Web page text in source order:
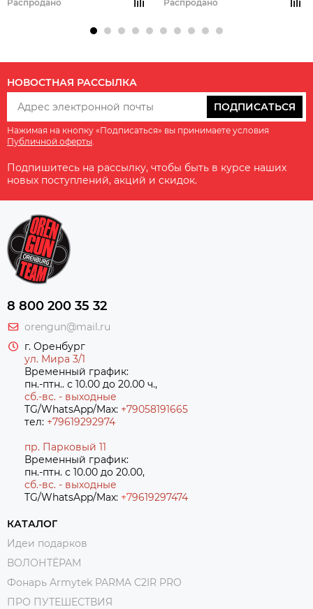
Распродано Распродано
НОВОСТНАЯ РАССЫЛКА
ПОДПИСАТЬСЯ
Нажимая на кнопку «Подписаться» вы принимаете условия
Публичной оферты
Подпишитесь на рассылку, чтобы быть в курсе наших
новых поступлений, акций и скидок.
8 800 200 35 32
orengun@mail.ru
г. Оренбург
ул. Мира 3/1
Временный график:
пн.-птн.. с 10.00 до 20.00 ч.,
сб.-вс. - выходные
TG/WhatsApp/Max: +79058191665
тел: +79619292974
пр. Парковый 11
Временный график:
пн.-птн. с 10.00 до 20.00,
сб.-вс. - выходные
TG/WhatsApp/Max: +79619297474
КАТАЛОГ
Идеи подарков
ВОЛОНТЁРАМ
Фонарь Armytek PARMA C2IR PRO
ПРО ПУТЕШЕСТВИЯ